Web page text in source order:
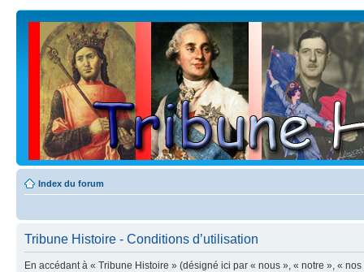
Index du forum
Tribune Histoire - Conditions d’utilisation
En accédant à « Tribune Histoire » (désigné ici par « nous », « notre », «